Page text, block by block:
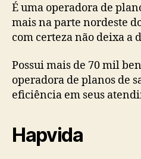
É uma operadora de
mais na parte nordeste
com certeza não deixa a
Possui mais de 70 mil
operadora de planos de
eficiência em seus
Hapvida